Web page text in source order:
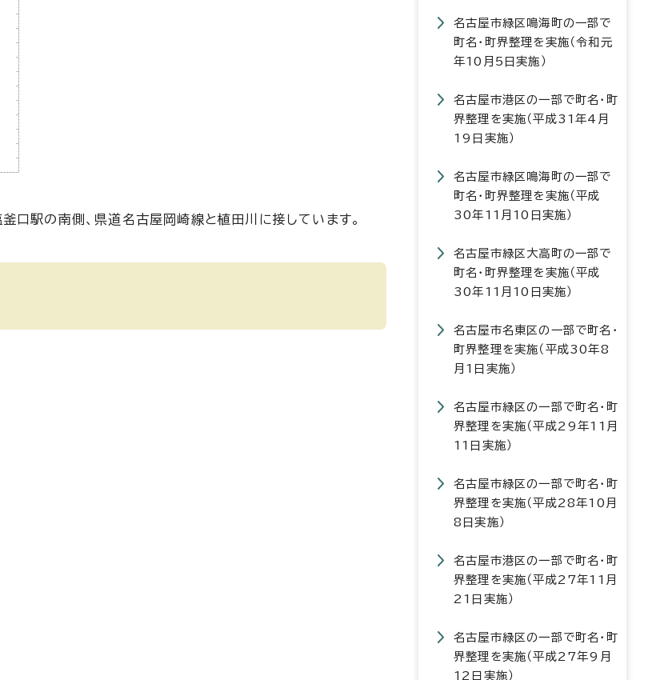
口駅の南側、県道名古屋岡崎線と植田川に接しています。
名古屋市緑区鳴海町の一部で
町名・町界整理を実施（令和元
年10月5日実施）
名古屋市港区の一部で町名・町
界整理を実施（平成31年4月
19日実施）
名古屋市緑区鳴海町の一部で
町名・町界整理を実施（平成
30年11月10日実施）
名古屋市緑区大高町の一部で
町名・町界整理を実施（平成
30年11月10日実施）
名古屋市名東区の一部で町名・
町界整理を実施（平成30年8
月1日実施）
名古屋市緑区の一部で町名・町
界整理を実施（平成29年11月
11日実施）
名古屋市緑区の一部で町名・町
界整理を実施（平成28年10月
8日実施）
名古屋市港区の一部で町名・町
界整理を実施（平成27年11月
21日実施）
名古屋市緑区の一部で町名・町
界整理を実施（平成27年9月
12日実施）